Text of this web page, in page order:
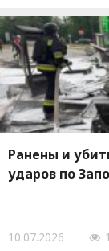
Ранены и
ударов по
10.07.2026